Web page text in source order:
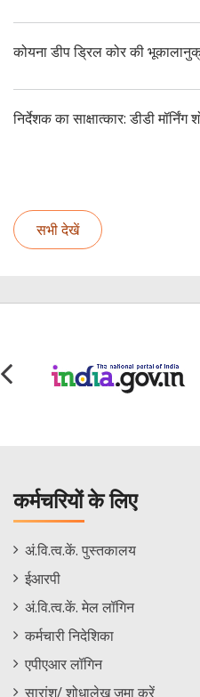
कोयना डीप ड्रिल कोर की
निर्देशक का साक्षात्कार: डीडी
सभी देखें
कर्मचरियों के लिए
Staff
Footer
Menu
अं.वि.त्व.कें. पुस्तकालय
ईआरपी
अं.वि.त्व.कें. मेल लॉगिन
कर्मचारी निदेशिका
एपीएआर लॉगिन
सारांश/ शोधालेख जमा करें